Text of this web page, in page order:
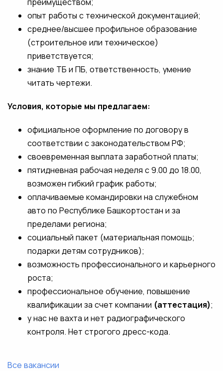
опыт работы с технической документацией;
среднее/высшее профильное образование
(строительное или техническое)
приветствуется;
знание ТБ и ПБ, ответственность, умение
читать чертежи.
Условия, которые мы предлагаем:
официальное оформление по договору в
соответствии с законодательством РФ;
своевременная выплата заработной платы;
пятидневная рабочая неделя с 9.00 до 18.00,
возможен гибкий график работы;
оплачиваемые командировки на служебном
авто по Республике Башкортостан и за
пределами региона;
социальный пакет (материальная помощь;
подарки детям сотрудников);
возможность профессионального и карьерного
роста;
профессиональное обучение, повышение
квалификации за счет компании (аттестация);
у нас не вахта и нет радиографического
контроля. Нет строгого дресс-кода.
Все вакансии